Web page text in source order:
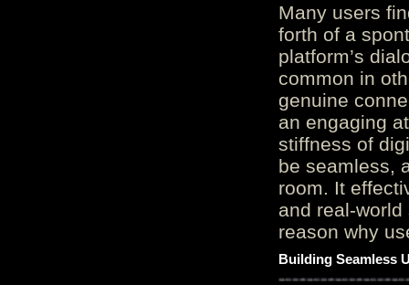
Many users
forth of a
platform’s
common in
genuine
an engaging
stiffness of
be seamless,
room. It
and real-
reason why
Building Seamless